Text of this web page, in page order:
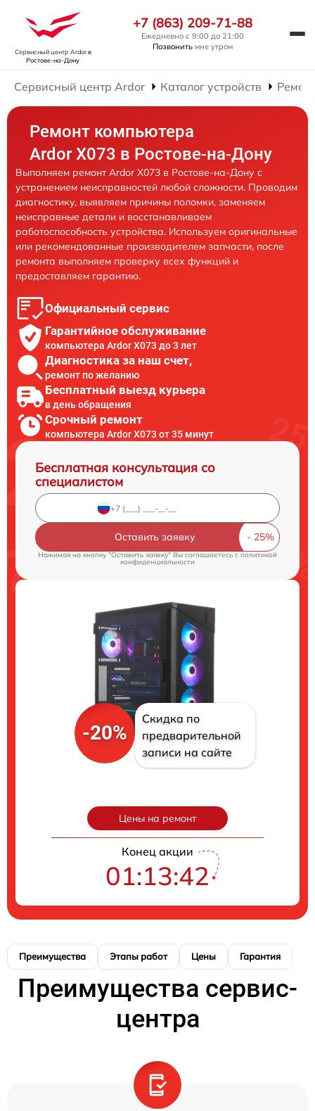
Сервисный центр Ardorв
Ростове-на-Дону
+7 (863) 209-71-88
Ежедневно с 9:00 до 21:00
Позвонить мне утром
Сервисный центр Ardor Каталог устройств
Ремонт компьютера
Ardor X073 в Ростове-на-Дону
Выполняем ремонт Ardor X073 в Ростове-на-Дону с
устранением неисправностей любой сложности. Проводим
диагностику, выявляем причины поломки, заменяем
неисправные детали и восстанавливаем
работоспособность устройства. Используем оригинальные
или рекомендованные производителем запчасти, после
ремонта выполняем проверку всех функций и
предоставляем гарантию.
Официальный сервис
Гарантийное обслуживание
компьютера Ardor X073 до 3 лет
Диагностика за наш счет,
ремонт по желанию
Бесплатный выезд курьера
в день обращения
Срочный ремонт
компьютера Ardor X073 от 35 минут
Бесплатная консультация со
специалистом
Оставить заявку
Нажимая на кнопку "Оставить заявку" Вы соглашаетесь cполитикой
конфиденциальности
-20%
Скидка по
предварительной
записи на сайте
Цены на ремонт
Конец акции
01:13:41
Преимущества Этапы работ Цены Гарантия
Преимущества сервис-
центра